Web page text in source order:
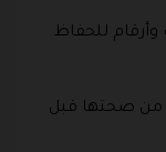
للحفاظ
من صحتها قبل